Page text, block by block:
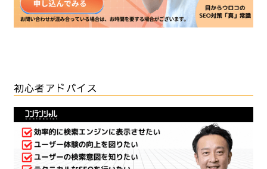
初心者アドバイス